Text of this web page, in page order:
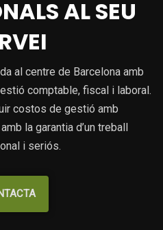
AL SEU
al centre de Barcelona amb
comptable, fiscal i laboral.
costos de gestió amb
la garantia d’un treball
i seriós.